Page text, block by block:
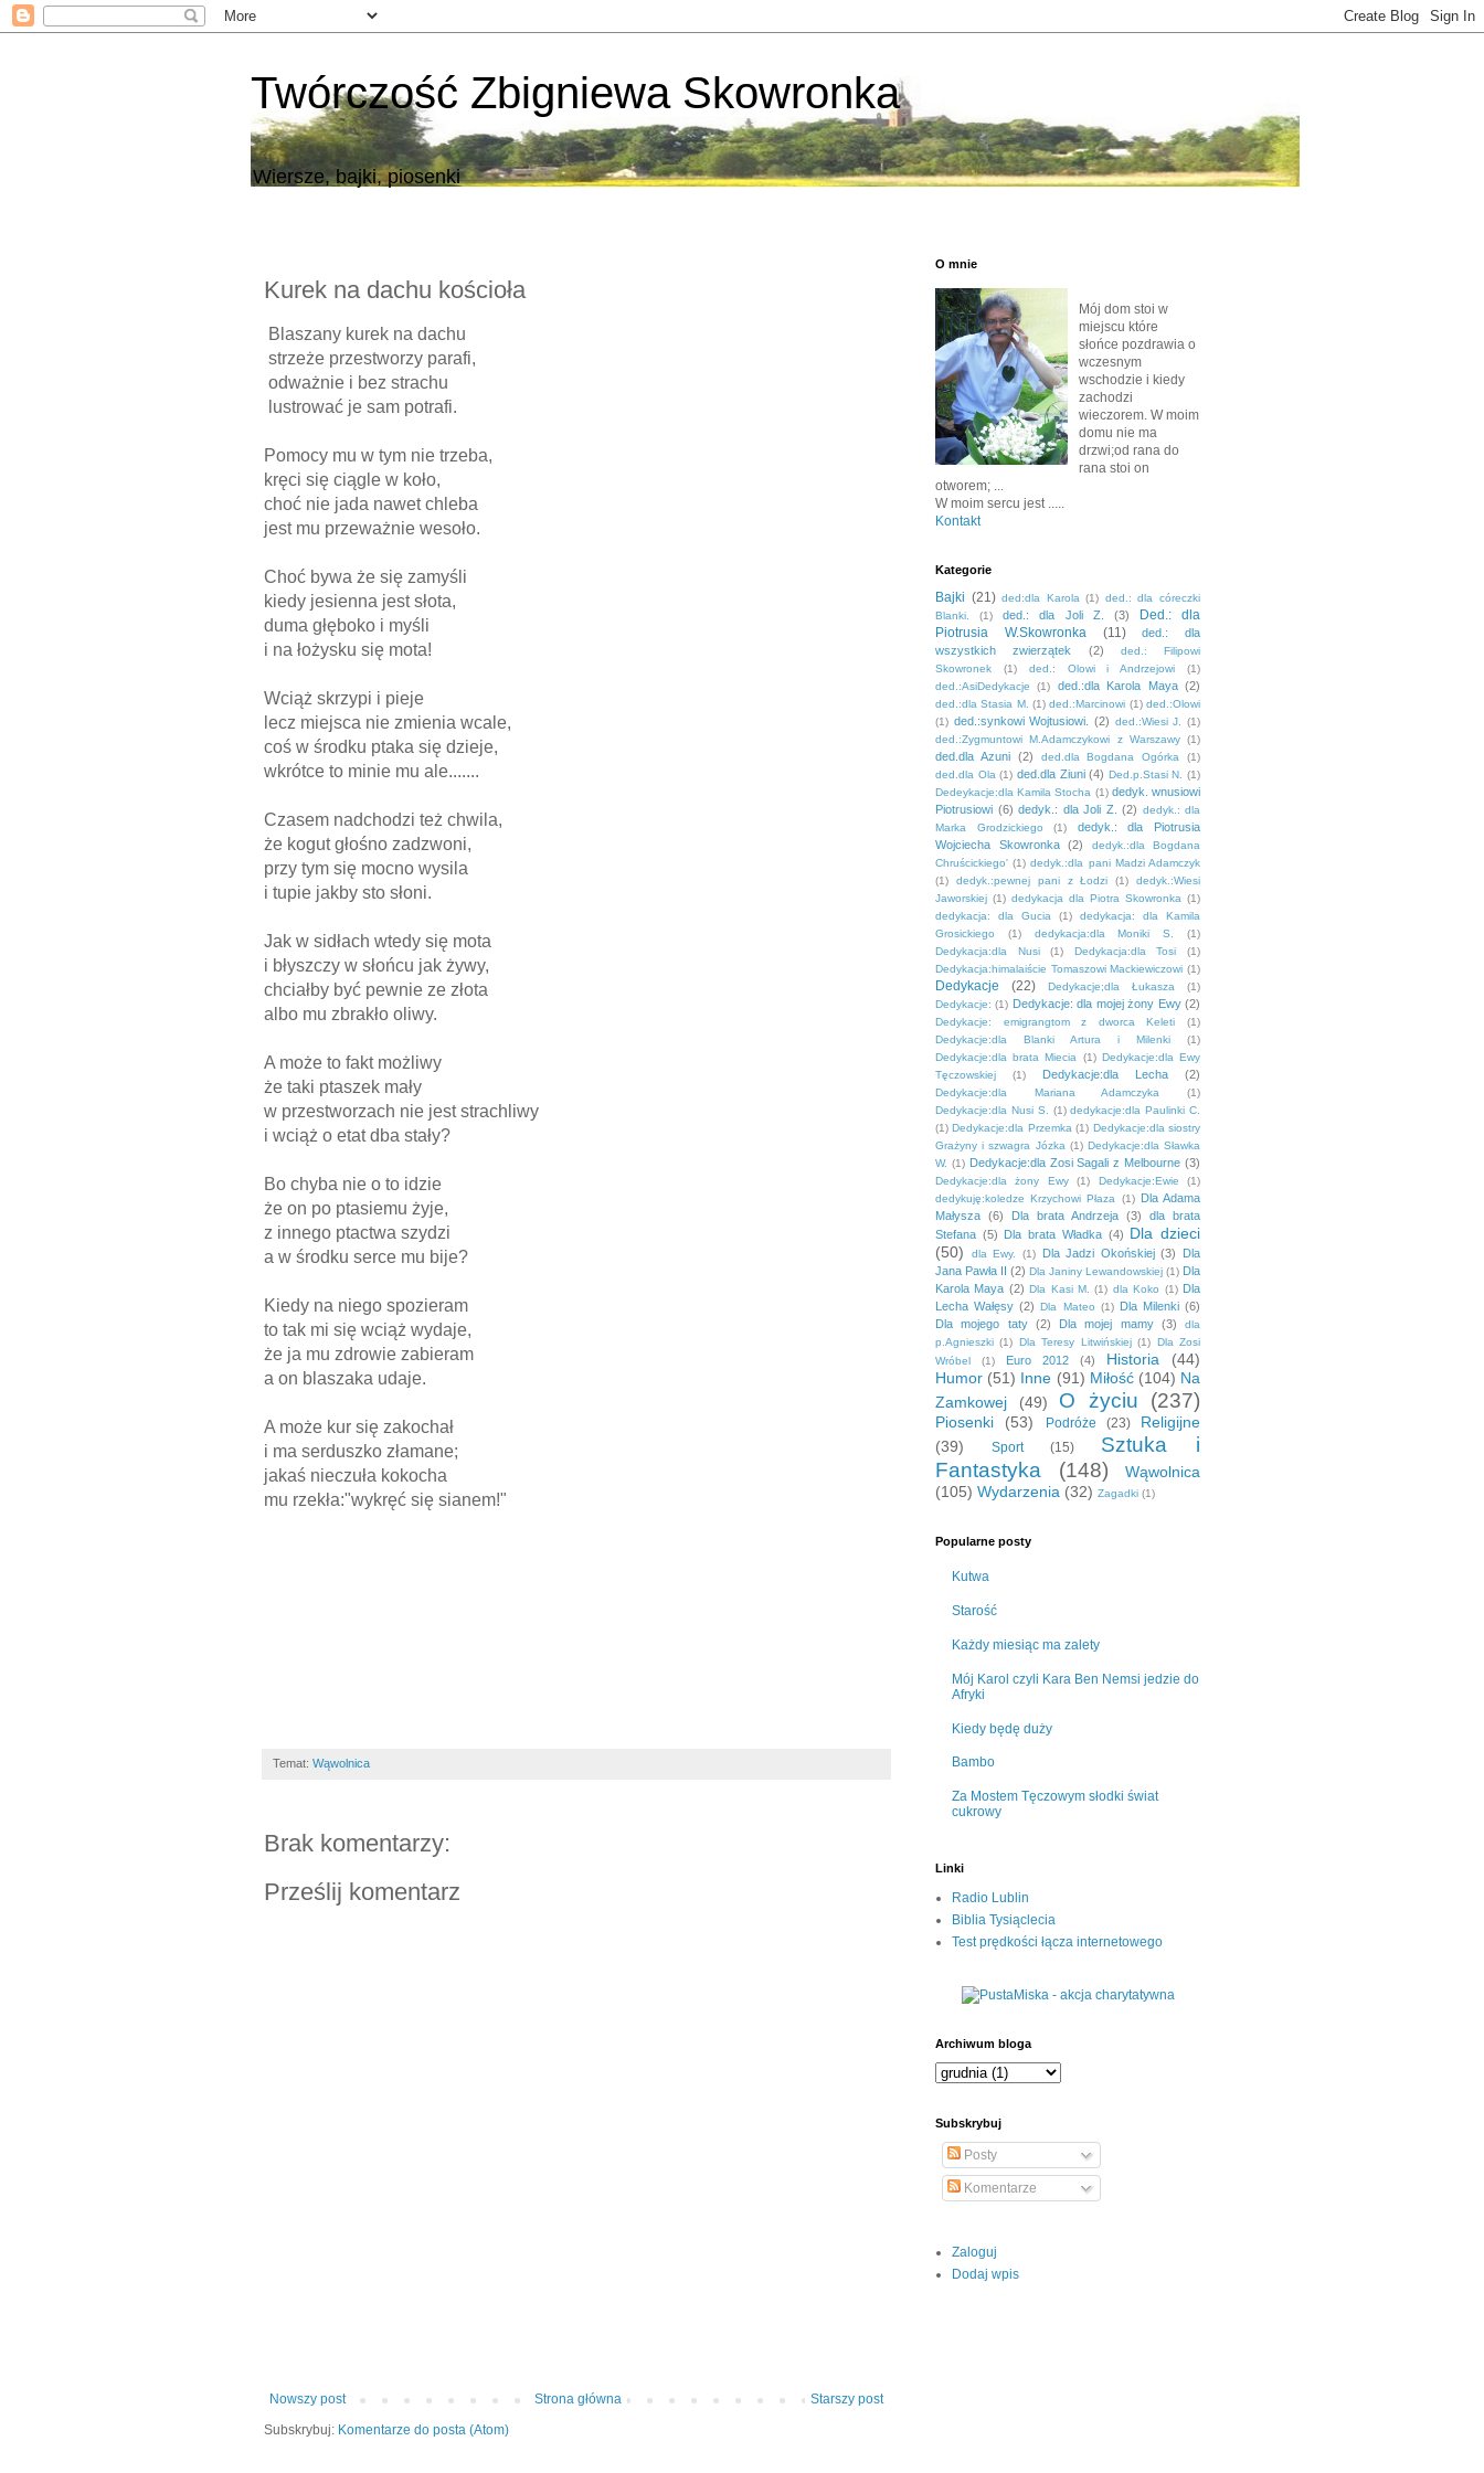
Twórczość Zbigniewa Skowronka
Wiersze, bajki, piosenki
Kurek na dachu kościoła
Blaszany kurek na dachu
strzeże przestworzy parafi,
odważnie i bez strachu
lustrować je sam potrafi.
Pomocy mu w tym nie trzeba,
kręci się ciągle w koło,
choć nie jada nawet chleba
jest mu przeważnie wesoło.
Choć bywa że się zamyśli
kiedy jesienna jest słota,
duma głęboko i myśli
i na łożysku się mota!
Wciąż skrzypi i pieje
lecz miejsca nie zmienia wcale,
coś w środku ptaka się dzieje,
wkrótce to minie mu ale.......
Czasem nadchodzi też chwila,
że kogut głośno zadzwoni,
przy tym się mocno wysila
i tupie jakby sto słoni.
Jak w sidłach wtedy się mota
i błyszczy w słońcu jak żywy,
chciałby być pewnie ze złota
albo mu zbrakło oliwy.
A może to fakt możliwy
że taki ptaszek mały
w przestworzach nie jest strachliwy
i wciąż o etat dba stały?
Bo chyba nie o to idzie
że on po ptasiemu żyje,
z innego ptactwa szydzi
a w środku serce mu bije?
Kiedy na niego spozieram
to tak mi się wciąż wydaje,
że ja mu zdrowie zabieram
a on blaszaka udaje.
A może kur się zakochał
i ma serduszko złamane;
jakaś nieczuła kokocha
mu rzekła:"wykręć się sianem!"
Temat: Wąwolnica
Brak komentarzy:
Prześlij komentarz
Nowszy post Starszy post
Strona główna
Subskrybuj: Komentarze do posta (Atom)
O mnie
Mój dom stoi w
miejscu które
słońce pozdrawia o
wczesnym
wschodzie i kiedy
zachodzi
wieczorem. W moim
domu nie ma
drzwi;od rana do
rana stoi on
otworem; ...
W moim sercu jest .....
Kontakt
Kategorie
Bajki (21) ded:dla Karola (1) ded.: dla córeczki
Blanki.
(1) ded.: dla Joli Z. (3)
Ded.: dla
Piotrusia W.Skowronka
(11)
ded.: dla
wszystkich zwierzątek
(2)
ded.: Filipowi
Skowronek
(1) ded.: Olowi i Andrzejowi
(1)
ded.:AsiDedykacje
(1) ded.:dla Karola Maya (2)
ded.:dla Stasia M. (1) ded.:Marcinowi (1) ded.:Olowi
(1) ded.:synkowi Wojtusiowi. (2) ded.:Wiesi J.
(1)
ded.:Zygmuntowi M.Adamczykowi z Warszawy (1)
ded.dla Azuni (2) ded.dla Bogdana Ogórka
(1)
ded.dla Ola (1) ded.dla Ziuni (4) Ded.p.Stasi N.
(1)
Dedeykacje:dla Kamila Stocha (1) dedyk. wnusiowi
Piotrusiowi (6) dedyk.: dla Joli Z. (2) dedyk.: dla
Marka Grodzickiego
(1)
dedyk.: dla Piotrusia
Wojciecha Skowronka
(2)
dedyk.:dla Bogdana
Chruścickiego' (1) dedyk.:dla pani Madzi Adamczyk
(1)
dedyk.:pewnej pani z Łodzi (1)
dedyk.:Wiesi
Jaworskiej (1) dedykacja dla Piotra Skowronka (1)
dedykacja: dla Gucia
(1)
dedykacja: dla Kamila
Grosickiego
(1) dedykacja:dla Moniki S.
(1)
Dedykacja:dla Nusi
(1) Dedykacja:dla Tosi
(1)
Dedykacja:himalaiście Tomaszowi Mackiewiczowi (1)
Dedykacje (22) Dedykacje;dla Łukasza
(1)
Dedykacje: (1) Dedykacje: dla mojej żony Ewy (2)
Dedykacje: emigrangtom z dworca Keleti
(1)
Dedykacje:dla Blanki Artura i Milenki
(1)
Dedykacje:dla brata Miecia
(1) Dedykacje:dla Ewy
Tęczowskiej
(1) Dedykacje:dla Lecha (2)
Dedykacje:dla Mariana Adamczyka
(1)
Dedykacje:dla Nusi S.
(1) dedykacje:dla Paulinki C.
(1) Dedykacje:dla Przemka (1) Dedykacje:dla siostry
Grażyny i szwagra Józka (1) Dedykacje:dla Sławka
W. (1) Dedykacje:dla Zosi Sagali z Melbourne (3)
Dedykacje:dla żony Ewy (1) Dedykacje:Ewie
(1)
dedykuję:koledze Krzychowi Płaza
(1) Dla Adama
Małysza (6) Dla brata Andrzeja (3)
dla brata
Stefana (5) Dla brata Władka (4) Dla dzieci
(50)
dla Ewy. (1) Dla Jadzi Okońskiej (3)
Dla
Jana Pawła II (2) Dla Janiny Lewandowskiej (1) Dla
Karola Maya (2) Dla Kasi M. (1) dla Koko (1) Dla
Lecha Wałęsy (2) Dla Mateo (1) Dla Milenki (6)
Dla mojego taty
(2) Dla mojej mamy (3)
dla
p.Agnieszki (1) Dla Teresy Litwińskiej (1) Dla Zosi
Wróbel
(1) Euro 2012 (4) Historia
(44)
Humor (51) Inne (91) Miłość (104) Na
Zamkowej
(49) O życiu (237)
Piosenki (53) Podróże (23)
Religijne
(39)
Sport (15)
Sztuka i
Fantastyka
(148)
Wąwolnica
(105) Wydarzenia (32) Zagadki (1)
Popularne posty
Kutwa
Starość
Każdy miesiąc ma zalety
Mój Karol czyli Kara Ben Nemsi jedzie do
Afryki
Kiedy będę duży
Bambo
Za Mostem Tęczowym słodki świat
cukrowy
Linki
Radio Lublin
Biblia Tysiąclecia
Test prędkości łącza internetowego
Archiwum bloga
Subskrybuj
Posty
Komentarze
Zaloguj
Dodaj wpis